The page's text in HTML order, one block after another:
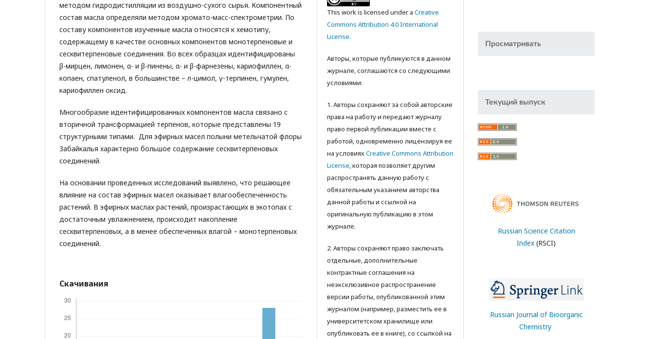
методом гидродистилляции из воздушно-сухого сырья. Компонентный
состав масла определяли методом хромато-масс-спектрометрии. По
составу компонентов изученные масла относятся к хемотипу,
содержащему в качестве основных компонентов монотерпеновые и
сесквитерпеновые соединения. Во всех образцах идентифицированы
β-мирцен, лимонен, α- и β-пинены, α- и β-фарнезены, кариофиллен, α-
копаен, спатуленол, в большинстве – п-цимол, γ-терпинен, гумулен,
кариофиллен оксид.
Многообразие идентифицированных компонентов масла связано с
вторичной трансформацией терпенов, которые представлены 19
структурными типами. Для эфирных масел полыни метельчатой флоры
Забайкалья характерно большое содержание сесквитерпеновых
соединений.
На основании проведенных исследований выявлено, что решающее
влияние на состав эфирных масел оказывает влагообеспеченность
растений. В эфирных маслах растений, произрастающих в экотопах с
достаточным увлажнением, происходит накопление
сесквитерпеновых, а в менее обеспеченных влагой – монотерпеновых
соединений.
Скачивания
This work is licensed under a Creative
Commons Attribution 4.0 International
License.
Авторы, которые публикуются в данном
журнале, соглашаются со следующими
условиями:
1. Авторы сохраняют за собой авторские
права на работу и передают журналу
право первой публикации вместе с
работой, одновременно лицензируя ее
на условияхCreative Commons Attribution
License, которая позволяет другим
распространять данную работу с
обязательным указанием авторства
данной работы и ссылкой на
оригинальную публикацию в этом
журнале.
2. Авторы сохраняют право заключать
отдельные, дополнительные
контрактные соглашения на
неэксклюзивное распространение
версии работы, опубликованной этим
журналом (например, разместить ее в
университетском хранилище или
опубликовать ее в книге), со ссылкой на
Просматривать
Текущий выпуск
Russian Science Citation
Index (RSCI)
Russian Journal of Bioorganic
Chemistry